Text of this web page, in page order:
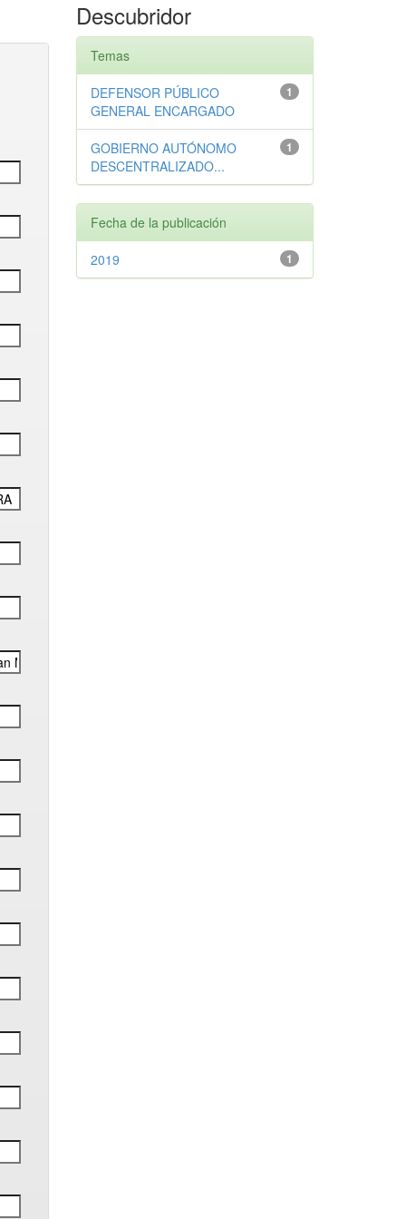
Descubridor
Temas
1
DEFENSOR PÚBLICO
GENERAL ENCARGADO
1
GOBIERNO AUTÓNOMO
DESCENTRALIZADO...
Fecha de la publicación
1
2019